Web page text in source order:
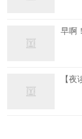
早啊
【